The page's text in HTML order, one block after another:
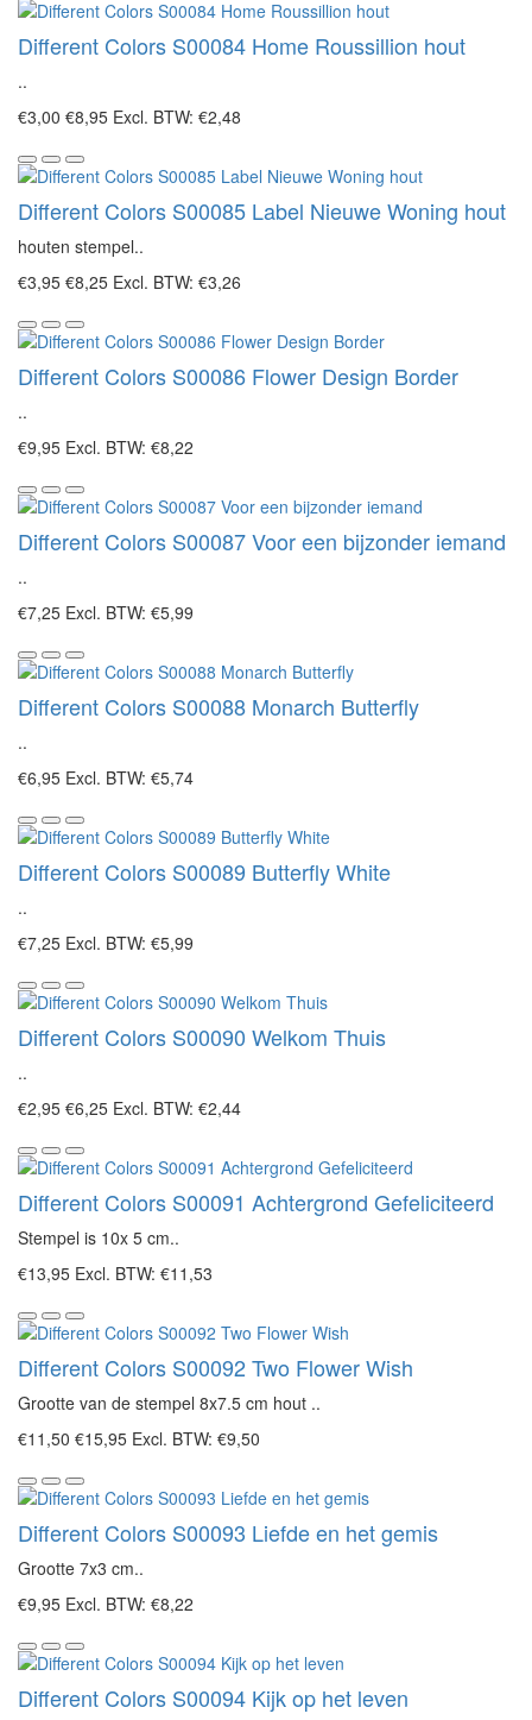
Different Colors S00084 Home Roussillion hout
..
€3,00 €8,95 Excl. BTW: €2,48
Different Colors S00085 Label Nieuwe Woning hout
houten stempel..
€3,95 €8,25 Excl. BTW: €3,26
Different Colors S00086 Flower Design Border
..
€9,95 Excl. BTW: €8,22
Different Colors S00087 Voor een bijzonder iemand
..
€7,25 Excl. BTW: €5,99
Different Colors S00088 Monarch Butterfly
..
€6,95 Excl. BTW: €5,74
Different Colors S00089 Butterfly White
..
€7,25 Excl. BTW: €5,99
Different Colors S00090 Welkom Thuis
..
€2,95 €6,25 Excl. BTW: €2,44
Different Colors S00091 Achtergrond Gefeliciteerd
Stempel is 10x 5 cm..
€13,95 Excl. BTW: €11,53
Different Colors S00092 Two Flower Wish
Grootte van de stempel 8x7.5 cm hout ..
€11,50 €15,95 Excl. BTW: €9,50
Different Colors S00093 Liefde en het gemis
Grootte 7x3 cm..
€9,95 Excl. BTW: €8,22
Different Colors S00094 Kijk op het leven